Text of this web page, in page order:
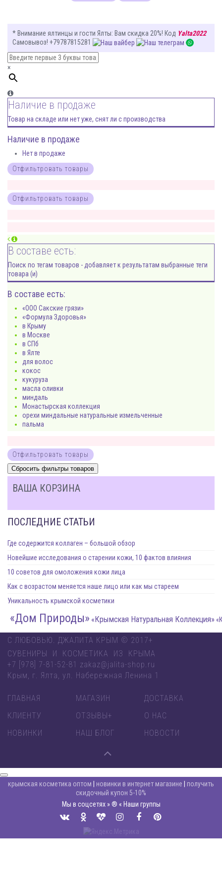
* Внимание ялтинцы и гости Ялты: Вам скидка 20%! Код Yalta2022
Самовывоз! +79787815281
×
Наличие в продаже
Товар на складе или нет уже, снят ли с производства
Наличие в продаже
Нет в продаже
В составе есть:
Поиск по тегам товаров - добавляет к результатам выбранные теги
товара (и)
В составе есть:
«ООО Сакские грязи»
«Формула Здоровья»
в Крыму
в Москве
в СПб
в Ялте
для волос
кокос
кукуруза
масла оливки
миндаль
Монастырская коллекция
орехи миндальные натуральные измельченные
пальма
ВАША КОРЗИНА
ПОСЛЕДНИЕ СТАТЬИ
Где содержится коллаген – большой обзор
Новейшие исследования о старении кожи, 10 фактов влияния
10 советов для омоложения кожи лица
Как с возрастом меняется наше лицо или как мы стареем
Уникальность крымской косметики
«Дом Природы» «Крымская Натуральная Коллекция»
С ЛЮБОВЬЮ. ДЖАЛИТА КРЫМ © 2017+
СУВЕНИРЫ И КОСМЕТИКА ИЗ КРЫМА
+7 [978] 7-81-52-81 zakaz@jalita-shop.ru
Крым, г. Ялта, ул. Набережная Ленина 1
ГЛАВНАЯ МАГАЗИН
ДОСТАВКА
КЛИЕНТУ
ОТЗЫВЫ+
О НАС
НОВИНКИ
НАШ БЛОГ НОВОСТИ
крымская косметика оптом новинки в интернет магазине
получить
скидочный купон 5-10%
Мы в соцсетях » ® « Наши группы